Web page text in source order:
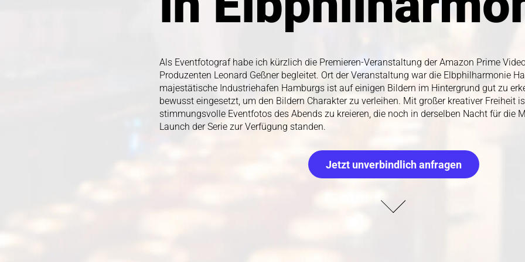
Als Eventfotograf habe ich kürzlich die Premieren-Veranstaltung der Amazon Prime
Produzenten Leonard Geßner begleitet. Ort der Veranstaltung war die Elbphilharmonie
majestätische Industriehafen Hamburgs ist auf einigen Bildern im Hintergrund gut zu
bewusst eingesetzt, um den Bildern Charakter zu verleihen. Mit großer kreativer Freiheit
stimmungsvolle Eventfotos des Abends zu kreieren, die noch in derselben Nacht für die
Launch der Serie zur Verfügung standen.
Jetzt unverbindlich anfragen
Als Eventfotograf habe ich kürzlich die Premieren-Veranstaltung der Amazon Prime
Produzenten Leonard Geßner begleitet. Ort der Veranstaltung war die Elbphilharmonie
majestätische Industriehafen Hamburgs ist auf einigen Bildern im Hintergrund gut zu
bewusst eingesetzt, um den Bildern Charakter zu verleihen. Mit großer kreativer Freiheit
stimmungsvolle Eventfotos des Abends zu kreieren, die noch in derselben Nacht für die
Launch der Serie zur Verfügung standen.
Jetzt unverbindlich anfragen